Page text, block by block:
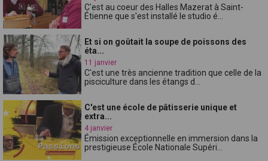
C'est au coeur des Halles Mazerat à Saint-
Étienne que s'est installé le studio é...
Et si on goûtait la soupe de poissons des
éta...
11 janvier
C'est une très ancienne tradition que celle de la
pisciculture dans les étangs d...
C'est une école de pâtisserie unique et
extra...
4 janvier
Émission exceptionnelle en immersion dans la
prestigieuse École Nationale Supéri...